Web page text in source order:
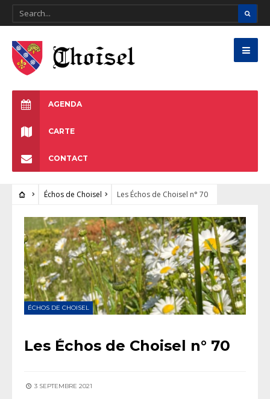
AGENDA
CARTE
CONTACT
Échos de Choisel Les Échos de Choisel n° 70
ÉCHOS DE CHOISEL
Les Échos de Choisel n° 70
3 SEPTEMBRE 2021